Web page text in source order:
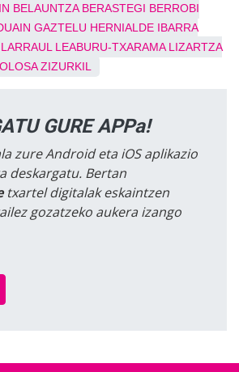
BELAUNTZA BERASTEGI BERROBI
GAZTELU HERNIALDE IBARRA
LARRAUL LEABURU-TXARAMA LIZARTZA
ZIZURKIL
GURE APPa!
zure Android eta iOS aplikazio
deskargatu. Bertan
txartel digitalak eskaintzen
gozatzeko aukera izango